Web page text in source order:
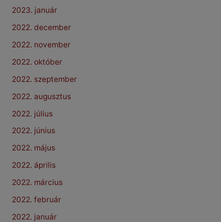
2023. január
2022. december
2022. november
2022. október
2022. szeptember
2022. augusztus
2022. július
2022. június
2022. május
2022. április
2022. március
2022. február
2022. január